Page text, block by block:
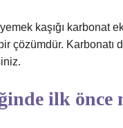
yemek kaşığı karbonat
çözümdür.
ilk önce